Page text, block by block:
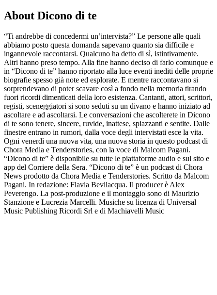
About Dicono di te
“Ti andrebbe di concedermi un’intervista?” Le persone alle quali
abbiamo posto questa domanda sapevano quanto sia difficile e
ingannevole raccontarsi. Qualcuno ha detto di sì, istintivamente.
Altri hanno preso tempo. Alla fine hanno deciso di farlo comunque e
in “Dicono di te” hanno riportato alla luce eventi inediti delle proprie
biografie spesso già note ed esplorate. E mentre raccontavano si
sorprendevano di poter scavare così a fondo nella memoria tirando
fuori ricordi dimenticati della loro esistenza. Cantanti, attori, scrittori,
registi, sceneggiatori si sono seduti su un divano e hanno iniziato ad
ascoltare e ad ascoltarsi. Le conversazioni che ascolterete in Dicono
di te sono tenere, sincere, ruvide, inattese, spiazzanti e sentite. Dalle
finestre entrano in rumori, dalla voce degli intervistati esce la vita.
Ogni venerdì una nuova vita, una nuova storia in questo podcast di
Chora Media e Tenderstories, con la voce di Malcom Pagani.
“Dicono di te” è disponibile su tutte le piattaforme audio e sul sito e
app del Corriere della Sera. “Dicono di te” è un podcast di Chora
News prodotto da Chora Media e Tenderstories. Scritto da Malcom
Pagani. In redazione: Flavia Bevilacqua. Il producer è Alex
Peverengo. La post-produzione e il montaggio sono di Maurizio
Stanzione e Lucrezia Marcelli. Musiche su licenza di Universal
Music Publishing Ricordi Srl e di Machiavelli Music